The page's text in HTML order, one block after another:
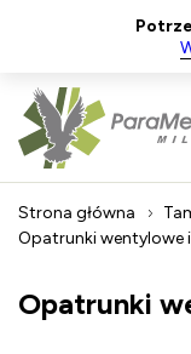
Strona główna
Opatrunki wentylowe
Opatrunki